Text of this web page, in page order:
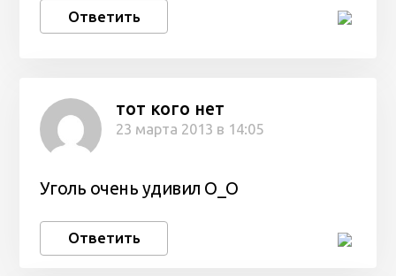
Ответить
тот кого нет
23 марта 2013 в 14:05
Уголь очень удивил О_О
Ответить